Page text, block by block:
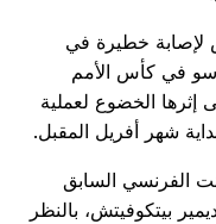
22 عاما، تعرض لإصابة خطيرة في
في كأس الأمم
على إثرها الخضوع لعملية
شهر أفريل المقبل.
الفرنسي السابق
بيتكوفيتش، بالنظر